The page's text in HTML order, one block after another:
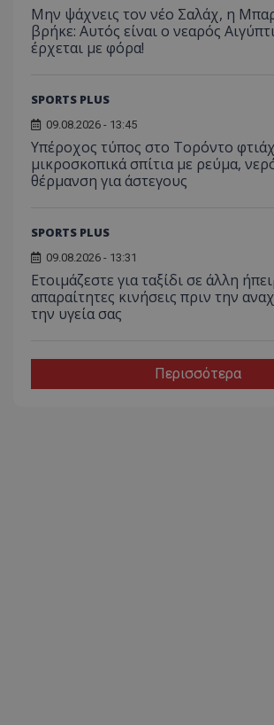
Μην ψάχνεις τον νέο Σαλάχ, η
βρήκε: Αυτός είναι ο νεαρός
έρχεται με φόρα!
SPORTS PLUS
09.08.2026 - 13:45
Υπέροχος τύπος στο Τορόντο
μικροσκοπικά σπίτια με ρεύμα,
θέρμανση για άστεγους
SPORTS PLUS
09.08.2026 - 13:31
Ετοιμάζεστε για ταξίδι σε άλλη
απαραίτητες κινήσεις πριν την
την υγεία σας
Περισσότερα